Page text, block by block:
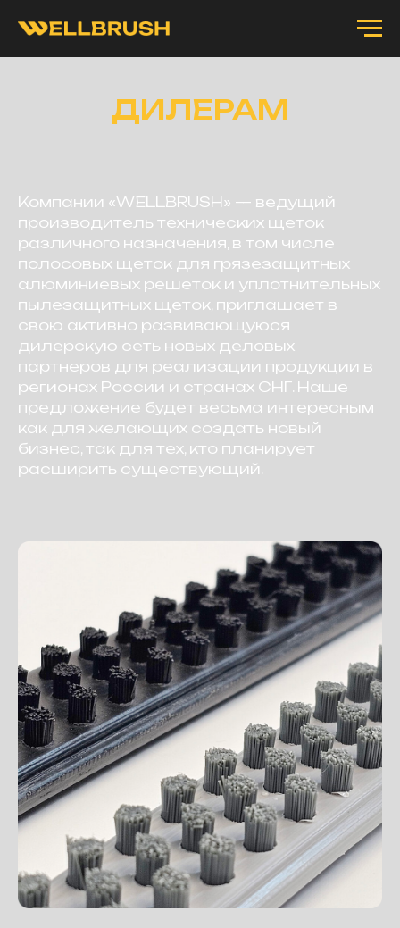
ДИЛЕРАМ
Компании «WELLBRUSH» — ведущий
производитель технических щеток
различного назначения, в том числе
полосовых щеток для грязезащитных
алюминиевых решеток и уплотнительных
пылезащитных щеток, приглашает в
свою активно развивающуюся
дилерскую сеть новых деловых
партнеров для реализации продукции в
регионах России и странах СНГ. Наше
предложение будет весьма интересным
как для желающих создать новый
бизнес, так для тех, кто планирует
расширить существующий.